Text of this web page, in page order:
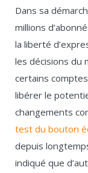
Dans sa
millions
la liberté
les décisions du
certains
libérer le
changements
test du bouton
depuis
indiqué que